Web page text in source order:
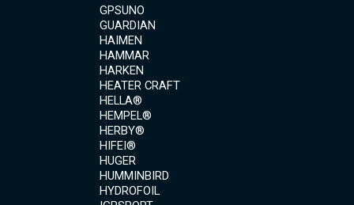
GPSUNO
GUARDIAN
HAIMEN
HAMMAR
HARKEN
HEATER CRAFT
HELLA®
HEMPEL®
HERBY®
HIFEI®
HUGER
HUMMINBIRD
HYDROFOIL